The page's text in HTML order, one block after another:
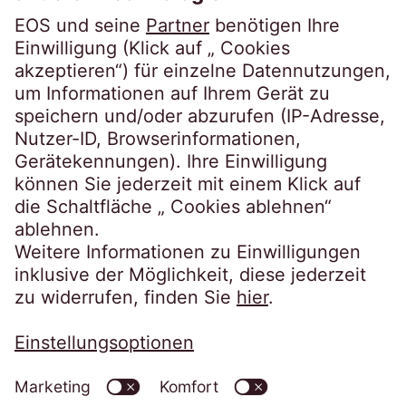
Steindamm 71
20099 Hamburg
Germany
crossborder@eos-solutions.com